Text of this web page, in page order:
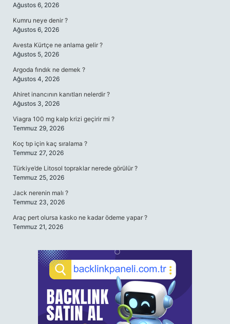
Ağustos 6, 2026
Kumru neye denir ?
Ağustos 6, 2026
Avesta Kürtçe ne anlama gelir ?
Ağustos 5, 2026
Argoda fındık ne demek ?
Ağustos 4, 2026
Ahiret inancının kanıtları nelerdir ?
Ağustos 3, 2026
Viagra 100 mg kalp krizi geçirir mi ?
Temmuz 29, 2026
Koç tıp için kaç sıralama ?
Temmuz 27, 2026
Türkiye’de Litosol topraklar nerede görülür ?
Temmuz 25, 2026
Jack nerenin malı ?
Temmuz 23, 2026
Araç pert olursa kasko ne kadar ödeme yapar ?
Temmuz 21, 2026